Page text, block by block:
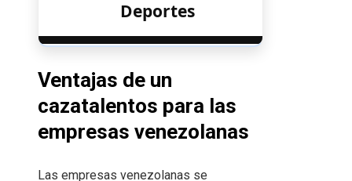
Deportes
Ventajas de un
cazatalentos para las
empresas venezolanas
Las empresas venezolanas se